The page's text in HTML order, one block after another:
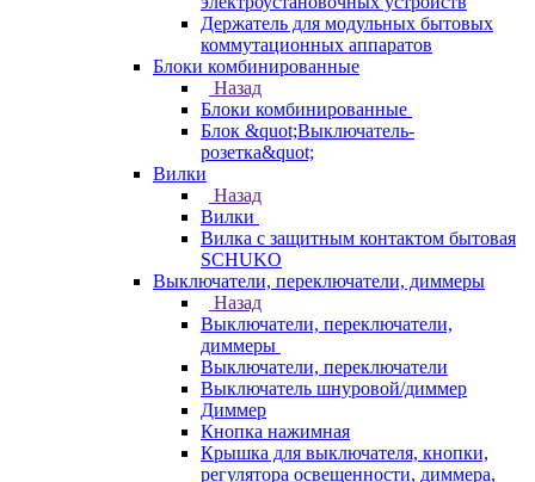
Держатель для модульных бытовых
коммутационных аппаратов
Блоки комбинированные
Назад
Блоки комбинированные
Блок &quot;Выключатель-
розетка&quot;
Вилки
Назад
Вилки
Вилка с защитным контактом бытовая
SCHUKO
Выключатели, переключатели, диммеры
Назад
Выключатели, переключатели,
диммеры
Выключатели, переключатели
Выключатель шнуровой/диммер
Диммер
Кнопка нажимная
Крышка для выключателя, кнопки,
регулятора освещенности, диммера,